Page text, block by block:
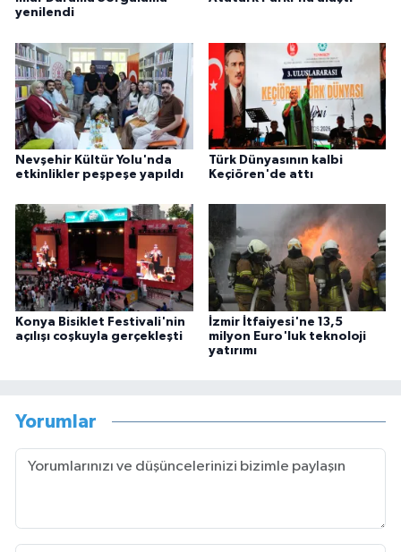
yenilendi
Nevşehir Kültür Yolu'nda
etkinlikler peşpeşe yapıldı
Türk Dünyasının kalbi
Keçiören'de attı
Konya Bisiklet Festivali'nin
açılışı coşkuyla gerçekleşti
İzmir İtfaiyesi'ne 13,5
milyon Euro'luk teknoloji
yatırımı
Yorumlar